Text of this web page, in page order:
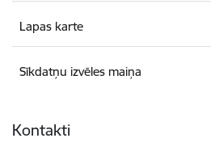
Lapas karte
Sīkdatņu izvēles maiņa
Kontakti